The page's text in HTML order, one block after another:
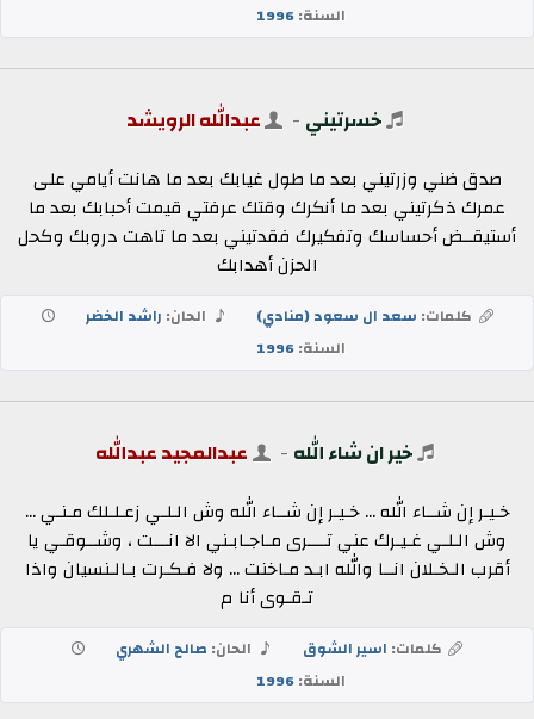
السنة:1996
خسرتيني - عبدالله الرويشد
صدق ضني وزرتيني بعد ما طول غيابك بعد ما هانت أيامي على
عمرك ذكرتيني بعد ما أنكرك وقتك عرفتي قيمت أحبابك بعد ما
أستيقــض أحساسك وتفكيرك فقدتيني بعد ما تاهت دروبك وكحل
الحزن أهدابك
كلمات: سعد ال سعود (منادي) الحان: راشد الخضر
السنة:1996
خير ان شاء الله - عبدالمجيد عبدالله
خـيـر إن شــاء الله ... خـيـر إن شــاء الله وش الـلـي زعـلـلك مـنـي ...
وش الـلـي غـيـرك عني تــــرى مـاجـابـني الا انـــت ، وشــوقـي يا
أقرب الـخـلان انــا والله ابـد مـاخنت ... ولا فـكـرت بـالـنسيان واذا
تـقـوى أنا م
كلمات: اسير الشوق الحان: صالح الشهري
السنة:1996